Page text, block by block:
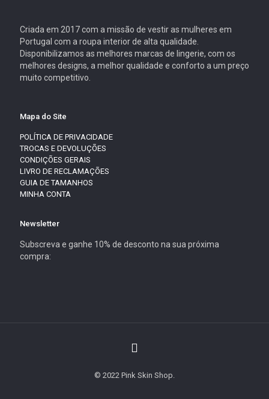
Criada em 2017 com a missão de vestir as mulheres em
Portugal com a roupa interior de alta qualidade.
Disponibilizamos as melhores marcas de lingerie, com os
melhores designs, a melhor qualidade e conforto a um preço
muito competitivo.
Mapa do Site
POLÍTICA DE PRIVACIDADE
TROCAS E DEVOLUÇÕES
CONDIÇÕES GERAIS
LIVRO DE RECLAMAÇÕES
GUIA DE TAMANHOS
MINHA CONTA
Newsletter
Subscreva e ganhe 10% de desconto na sua próxima
compra:
© 2022 Pink Skin Shop.